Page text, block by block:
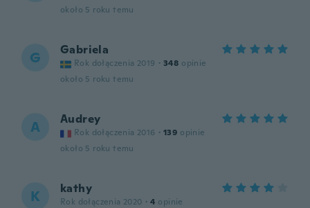
około 5 roku temu
G Gabriela
Rok dołączenia 2019 · 348 opinie
około 5 roku temu
A Audrey
Rok dołączenia 2016 · 139 opinie
około 5 roku temu
K kathy
Rok dołączenia 2020 · 4 opinie